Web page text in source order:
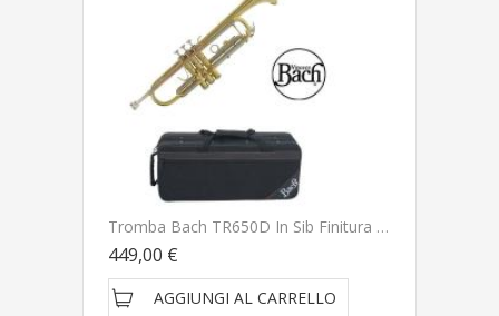
Tromba Bach TR650D In Sib Finitura Laccata - PRONTA CONSEGNA SPEDITA GRATIS
449,00 €
AGGIUNGI AL CARRELLO